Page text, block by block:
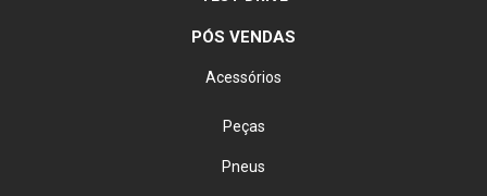
PÓS VENDAS
Acessórios
Peças
Pneus